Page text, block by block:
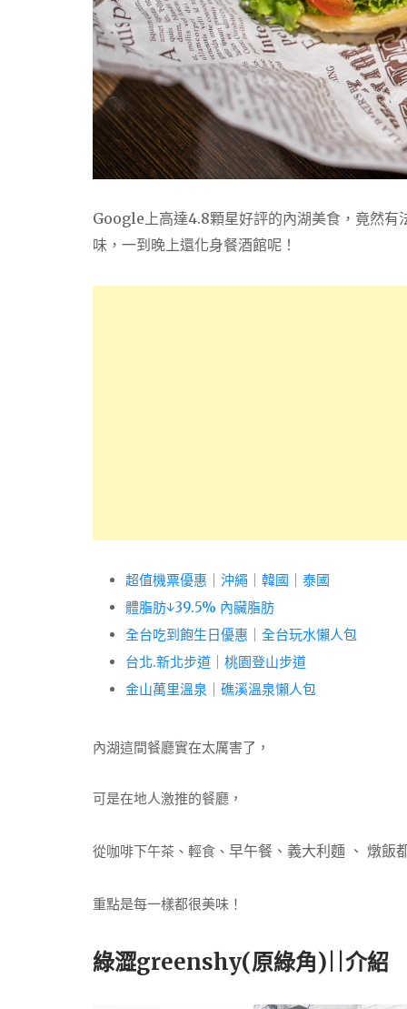
Google上高達4.8顆星好評的內湖美食，竟然有
味，一到晚上還化身餐酒館呢！
超值機票優惠 沖繩 韓國
泰國
體脂肪↓39.5% 內臟脂肪
全台吃到飽生日優惠
全台玩水懶人包
台北.新北步道
桃園登山步道
金山萬里溫泉
礁溪溫泉懶人包
內湖這間餐廳實在太厲害了，
可是在地人激推的餐廳，
從咖啡下午茶、輕食、 早午餐、 義大利麵 、 燉飯
重點是每一樣都很美味！
綠澀greenshy(原綠角)||介紹